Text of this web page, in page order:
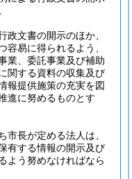
政文書の開示のほか、
容易に得られるよう、
業、委託事業及び補助
関する資料の収集及び
報提供施策の充実を図
進に努めるものとす
市長が定める法人は、
有する情報の開示及び
よう努めなければなら